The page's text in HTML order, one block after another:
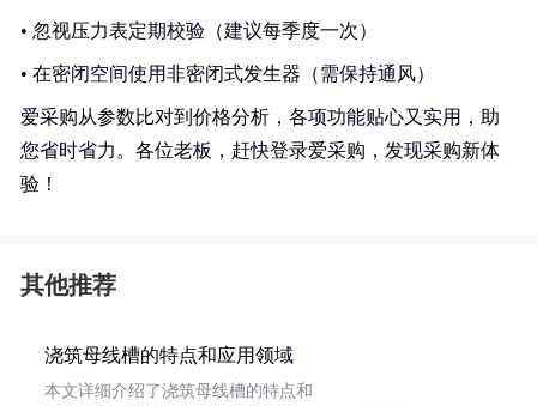
• 忽视压力表定期校验（建议每季度一次）
• 在密闭空间使用非密闭式发生器（需保持通风）
爱采购从参数比对到价格分析，各项功能贴心又实用，助
您省时省力。各位老板，赶快登录爱采购，发现采购新体
验！
其他推荐
浇筑母线槽的特点和应用领域
本文详细介绍了浇筑母线槽的特点和